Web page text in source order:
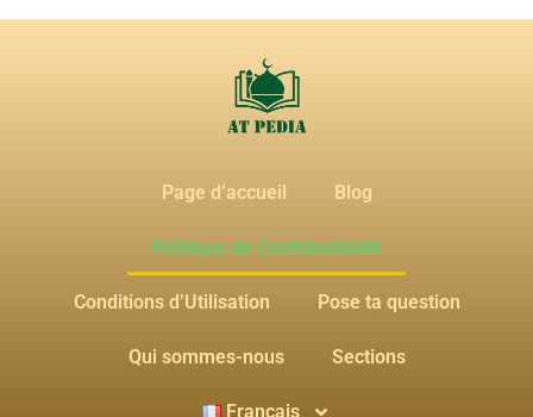
Page d’accueil Blog
Politique de Confidentialité
Conditions d’Utilisation Pose ta question
Qui sommes-nous Sections
Français